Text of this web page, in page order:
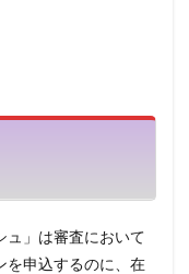
ュ」は審査において
を申込するのに、在